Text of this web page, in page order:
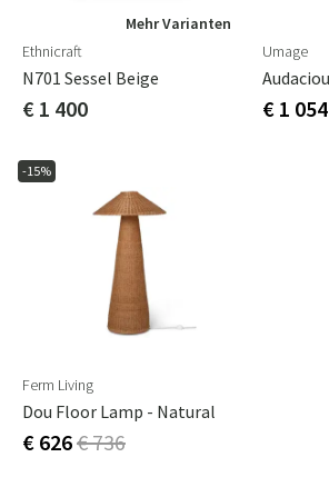
Mehr Varianten
Ethnicraft
N701 Sessel Beige
€ 1 400
Umage
€ 1 054
-15%
Ferm Living
Dou Floor Lamp - Natural
€ 626€ 736